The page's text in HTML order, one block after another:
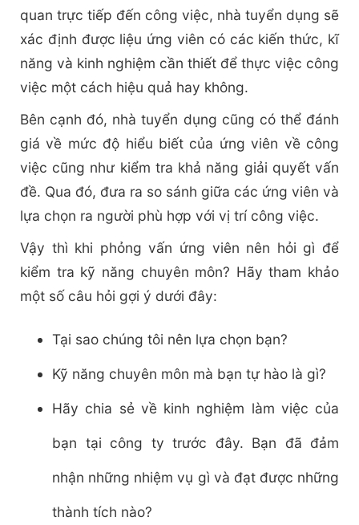
quan trực tiếp đến công việc, nhà tuyển dụng sẽ
xác định được liệu ứng viên có các kiến thức, kĩ
năng và kinh nghiệm cần thiết để thực việc công
việc một cách hiệu quả hay không.
Bên cạnh đó, nhà tuyển dụng cũng có thể đánh
giá về mức độ hiểu biết của ứng viên về công
việc cũng như kiểm tra khả năng giải quyết vấn
đề. Qua đó, đưa ra so sánh giữa các ứng viên và
lựa chọn ra người phù hợp với vị trí công việc.
Vậy thì khi phỏng vấn ứng viên nên hỏi gì để
kiểm tra kỹ năng chuyên môn? Hãy tham khảo
một số câu hỏi gợi ý dưới đây:
Tại sao chúng tôi nên lựa chọn bạn?
Kỹ năng chuyên môn mà bạn tự hào là gì?
Hãy chia sẻ về kinh nghiệm làm việc của
bạn tại công ty trước đây. Bạn đã đảm
nhận những nhiệm vụ gì và đạt được những
thành tích nào?